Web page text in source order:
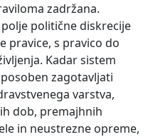
zadržana.
politične diskrecije
pravice, s pravico do
Kadar sistem
zagotavljati
varstva,
dob, premajhnih
in neustrezne opreme,